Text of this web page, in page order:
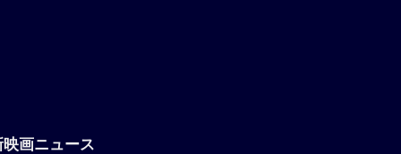
映画ニュース